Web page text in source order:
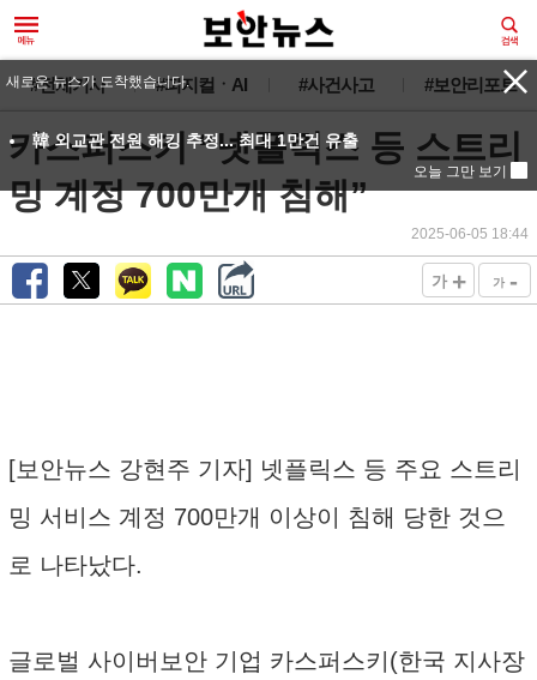
#전체기사 #피지컬ㆍAI #사건사고 #보안리포트
카스퍼스키 “넷플릭스 등 스트리
밍 계정 700만개 침해”
2025-06-05 18:44
가 + 가 -
[보안뉴스 강현주 기자] 넷플릭스 등 주요 스트리
밍 서비스 계정 700만개 이상이 침해 당한 것으
로 나타났다.
글로벌 사이버보안 기업 카스퍼스키(한국 지사장
새로운 뉴스가 도착했습니다.
韓 외교관 전원 해킹 추정... 최대 1만건 유출
오늘 그만 보기